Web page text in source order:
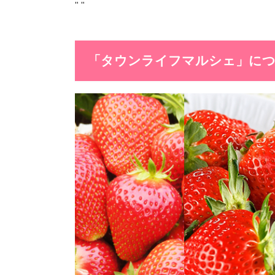
" "
「タウンライフマルシェ」に